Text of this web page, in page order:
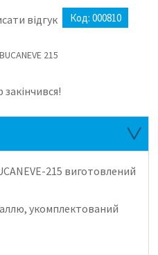
відгук Код: 000810
закінчився!
215 виготовлений
укомплектований